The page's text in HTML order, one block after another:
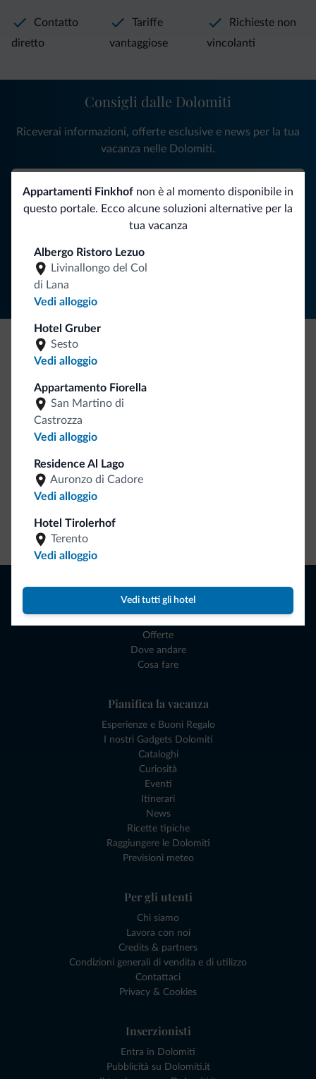
Appartamenti Finkhof non è al momento disponibile in
questo portale. Ecco alcune soluzioni alternative per la
tua vacanza
Albergo Ristoro Lezuo
Livinallongo del Col
di Lana
Vedi alloggio
Hotel Gruber
Sesto
Vedi alloggio
Appartamento Fiorella
San Martino di
Castrozza
Vedi alloggio
Residence Al Lago
Auronzo di Cadore
Vedi alloggio
Hotel Tirolerhof
Terento
Vedi alloggio
Vedi tutti gli hotel
Contatto
diretto
Tariffe
vantaggiose
Richieste non
vincolanti
Segui Dolomiti.it
Consigli dalle Dolomiti
Riceverai informazioni, offerte esclusive e news per la tua
vacanza nelle Dolomiti.
ISCRIVITI ALLA NEWSLETTER
Be Original, scopri la nuova collezione
Ce l'avete chiesto in tanti. Ecco la nuova collezione firmata
Dolomiti.it!
Naviga
Dove dormire
Offerte
Dove andare
Cosa fare
Pianifica la vacanza
Esperienze e Buoni Regalo
I nostri Gadgets Dolomiti
Cataloghi
Curiosità
Eventi
Itinerari
News
Ricette tipiche
Raggiungere le Dolomiti
Previsioni meteo
Per gli utenti
Chi siamo
Lavora con noi
Credits & partners
Condizioni generali di vendita e di utilizzo
Contattaci
Privacy & Cookies
Inserzionisti
Entra in Dolomiti
Pubblicità su Dolomiti.it